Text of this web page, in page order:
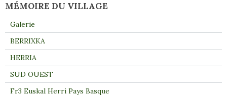
MÉMOIRE DU VILLAGE
Galerie
BERRIXKA
HERRIA
SUD OUEST
Fr3 Euskal Herri Pays Basque